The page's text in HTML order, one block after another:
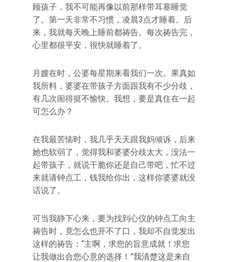
顾孩子，我不可能再像以前那样带耳塞睡觉
了。第一天非常不习惯，凌晨3点才睡着。后
来，我就每天晚上睡前都祷告。每次祷告完，
心里都很平安，很快就睡着了。
月嫂在时，公婆每星期来看我们一次。果真如
我所料，婆婆在带孩子方面跟我有不少分歧，
有几次闹得挺不愉快。我想，要是真住在一起
可怎么办？
在我最苦恼时，我几乎天天跟我妈倾诉，后来
她也软弱了，觉得我和婆婆分歧太大，没法一
起带孩子，就说干脆你还是自己带吧，忙不过
来就请钟点工，钱我给你出，这样你婆婆就没
话说了。
可当我静下心来，要为找到心仪的钟点工向主
祷告时，竟怎么也开不了口，我却不自觉发出
这样的祷告：“主啊，求您的旨意成就！求您
让我做出合您心意的选择！”我清楚这是来自